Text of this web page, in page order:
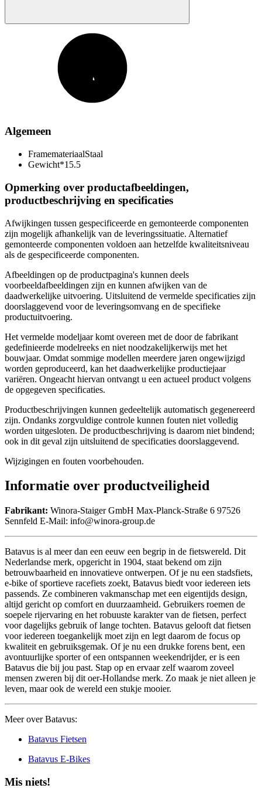
Algemeen
FramemateriaalStaal
Gewicht*15.5
Opmerking over productafbeeldingen,
productbeschrijving en specificaties
Afwijkingen tussen gespecificeerde en gemonteerde componenten
zijn mogelijk afhankelijk van de leveringssituatie. Alternatief
gemonteerde componenten voldoen aan hetzelfde kwaliteitsniveau
als de gespecificeerde componenten.
Afbeeldingen op de productpagina's kunnen deels
voorbeeldafbeeldingen zijn en kunnen afwijken van de
daadwerkelijke uitvoering. Uitsluitend de vermelde specificaties zijn
doorslaggevend voor de leveringsomvang en de specifieke
productuitvoering.
Het vermelde modeljaar komt overeen met de door de fabrikant
gedefinieerde modelreeks en niet noodzakelijkerwijs met het
bouwjaar. Omdat sommige modellen meerdere jaren ongewijzigd
worden geproduceerd, kan het daadwerkelijke productiejaar
variëren. Ongeacht hiervan ontvangt u een actueel product volgens
de opgegeven specificaties.
Productbeschrijvingen kunnen gedeeltelijk automatisch gegenereerd
zijn. Ondanks zorgvuldige controle kunnen fouten niet volledig
worden uitgesloten. De productbeschrijving is daarom niet bindend;
ook in dit geval zijn uitsluitend de specificaties doorslaggevend.
Wijzigingen en fouten voorbehouden.
Informatie over productveiligheid
Fabrikant: Winora-Staiger GmbH Max-Planck-Straße 6 97526
Sennfeld E-Mail: info@winora-group.de
Batavus is al meer dan een eeuw een begrip in de fietswereld. Dit
Nederlandse merk, opgericht in 1904, staat bekend om zijn
betrouwbaarheid en innovatieve ontwerpen. Of je nu een stadsfiets,
e-bike of sportieve racefiets zoekt, Batavus biedt voor iedereen iets
passends. Ze combineren vakmanschap met een eigentijds design,
altijd gericht op comfort en duurzaamheid. Gebruikers roemen de
soepele rijervaring en het robuuste karakter van de fietsen, perfect
voor dagelijks gebruik of lange tochten. Batavus gelooft dat fietsen
voor iedereen toegankelijk moet zijn en legt daarom de focus op
kwaliteit en gebruiksgemak. Of je nu een drukke forens bent, een
avontuurlijke sporter of een ontspannen weekendrijder, er is een
Batavus die bij jou past. Stap op en ervaar zelf waarom zoveel
mensen zweren bij dit oer-Hollandse merk. Zo maak je niet alleen je
leven, maar ook de wereld een stukje mooier.
Meer over Batavus:
Batavus Fietsen
Batavus E-Bikes
Mis niets!